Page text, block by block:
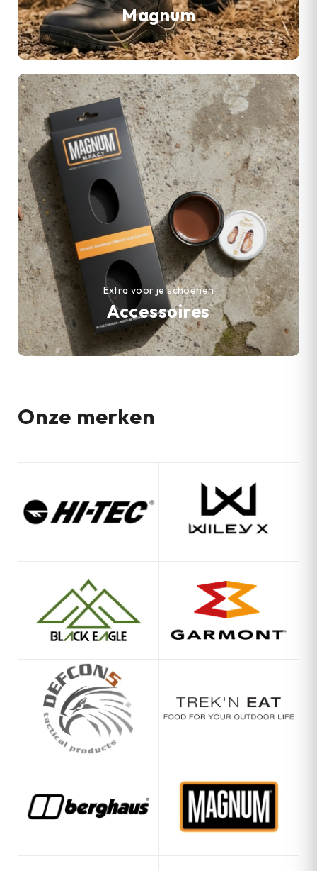
Magnum
Accessoires
Extra voor je schoenen
Onze merken